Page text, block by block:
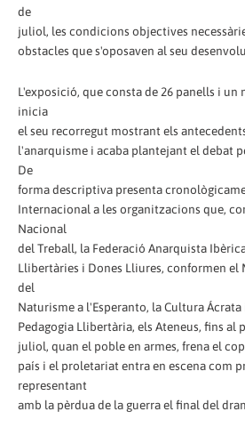
de
juliol, les condicions objectives
obstacles que s'oposaven al seu
L'exposició, que consta de 26 panells i
inicia
el seu recorregut mostrant els
l'anarquisme i acaba plantejant el debat
De
forma descriptiva presenta
Internacional a les organitzacions que,
Nacional
del Treball, la Federació Anarquista
Llibertàries i Dones Lliures, conformen
del
Naturisme a l'Esperanto, la Cultura Ácrata
Pedagogia Llibertària, els Ateneus, fins al
juliol, quan el poble en armes, frena el
país i el proletariat entra en escena com
representant
amb la pèrdua de la guerra el final del